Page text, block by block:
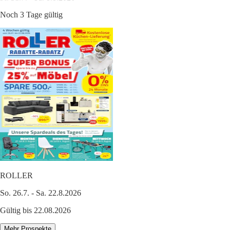
Noch 3 Tage gültig
ROLLER
So. 26.7. - Sa. 22.8.2026
Gültig bis 22.08.2026